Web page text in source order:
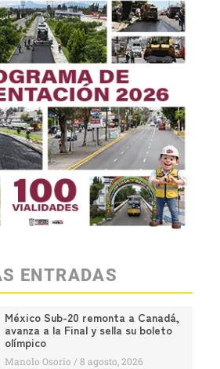
ENTRADAS
México Sub-20 remonta a Canadá,
avanza a la Final y sella su boleto
olímpico
Manolo Osorio 8 agosto, 2026